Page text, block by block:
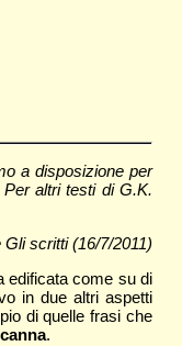
a disposizione per
altri testi di G.K.
scritti (16/7/2011)
edificata come su di
in due altri aspetti
di quelle frasi che
.